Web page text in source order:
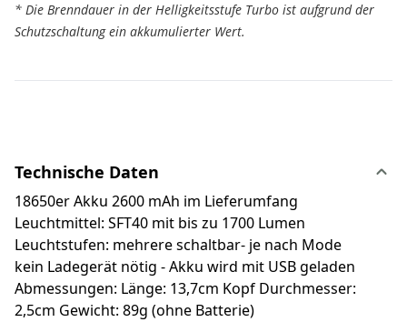
* Die Brenndauer in der Helligkeitsstufe Turbo ist aufgrund der
Schutzschaltung ein akkumulierter Wert.
Technische Daten
18650er Akku 2600 mAh im Lieferumfang
Leuchtmittel: SFT40 mit bis zu 1700 Lumen
Leuchtstufen: mehrere schaltbar- je nach Mode
kein Ladegerät nötig - Akku wird mit USB geladen
Abmessungen: Länge: 13,7cm Kopf Durchmesser:
2,5cm Gewicht: 89g (ohne Batterie)